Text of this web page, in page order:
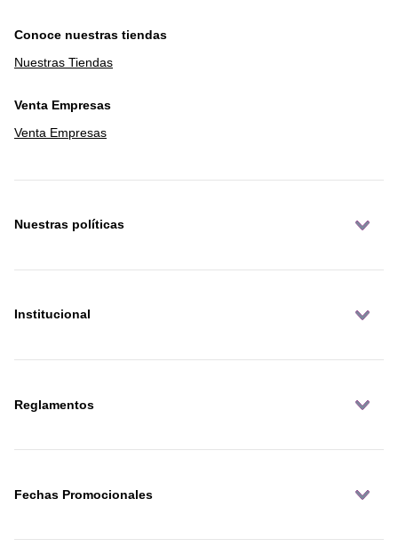
Conoce nuestras tiendas
Nuestras Tiendas
Venta Empresas
Venta Empresas
Nuestras políticas
Institucional
Reglamentos
Fechas Promocionales